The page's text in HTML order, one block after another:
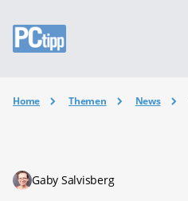
Home Themen News
Gaby Salvisberg